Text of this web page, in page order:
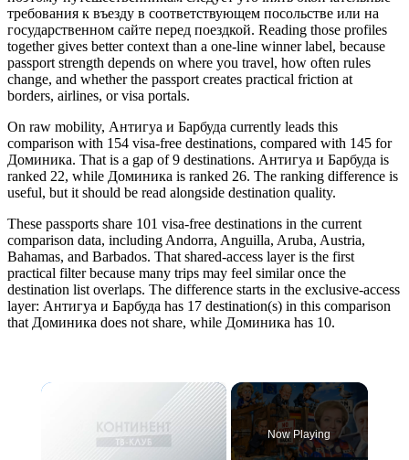
требования к въезду в соответствующем посольстве или на
государственном сайте перед поездкой. Reading those profiles
together gives better context than a one-line winner label, because
passport strength depends on where you travel, how often rules
change, and whether the passport creates practical friction at
borders, airlines, or visa portals.
On raw mobility, Антигуа и Барбуда currently leads this
comparison with 154 visa-free destinations, compared with 145 for
Доминика. That is a gap of 9 destinations. Антигуа и Барбуда is
ranked 22, while Доминика is ranked 26. The ranking difference is
useful, but it should be read alongside destination quality.
These passports share 101 visa-free destinations in the current
comparison data, including Andorra, Anguilla, Aruba, Austria,
Bahamas, and Barbados. That shared-access layer is the first
practical filter because many trips may feel similar once the
destination list overlaps. The difference starts in the exclusive-access
layer: Антигуа и Барбуда has 17 destination(s) in this comparison
that Доминика does not share, while Доминика has 10.
×
Now Playing